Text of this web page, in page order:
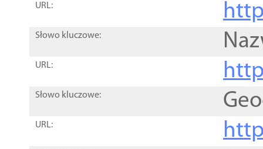
URL:
Słowo kluczowe:
URL:
Słowo kluczowe:
URL: